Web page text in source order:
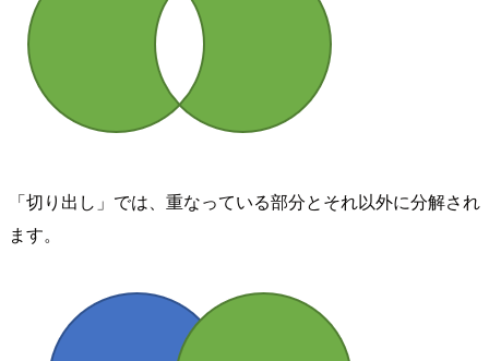
「切り出し」では、重なっている部分とそれ以外に分解され
ます。